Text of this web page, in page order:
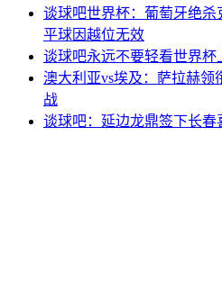
谈球吧世界杯：葡萄牙绝
平球因越位无效
谈球吧永远不要轻看世界杯
澳大利亚vs埃及：萨拉赫领
战
谈球吧：延边龙鼎签下长春